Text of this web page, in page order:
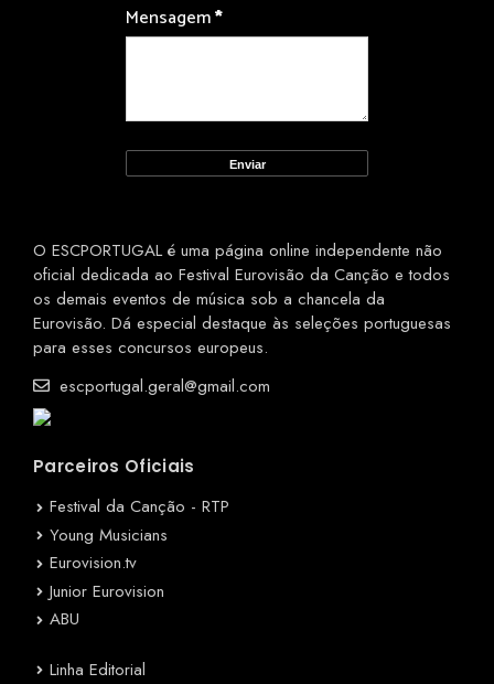
Mensagem*
O ESCPORTUGAL é uma página online independente não
oficial dedicada ao Festival Eurovisão da Canção e todos
os demais eventos de música sob a chancela da
Eurovisão. Dá especial destaque às seleções portuguesas
para esses concursos europeus.
escportugal.geral@gmail.com
Parceiros Oficiais
Festival da Canção - RTP
Young Musicians
Eurovision.tv
Junior Eurovision
ABU
Linha Editorial